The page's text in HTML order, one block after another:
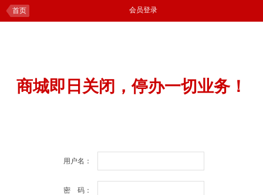
首页 会员登录
商城即日关闭，停办一切业务！
用户名：
密 码：